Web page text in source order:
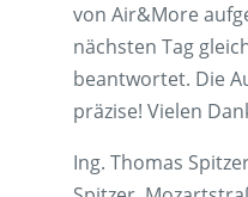
von Air&More
nächsten Tag
beantwortet. Die
präzise! Vielen
Ing. Thomas